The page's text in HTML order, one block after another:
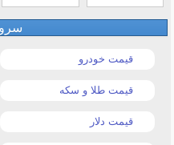
قیمت خودرو
قیمت طلا و سکه
قیمت دلار